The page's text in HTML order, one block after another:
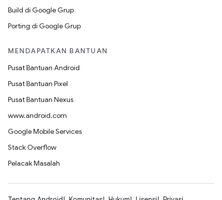
Build di Google Grup
Porting di Google Grup
MENDAPATKAN BANTUAN
Pusat Bantuan Android
Pusat Bantuan Pixel
Pusat Bantuan Nexus
www.android.com
Google Mobile Services
Stack Overflow
Pelacak Masalah